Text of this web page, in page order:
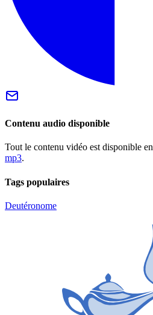
Contenu audio disponible
Tout le contenu vidéo est disponible en
mp3.
Tags populaires
Deutéronome